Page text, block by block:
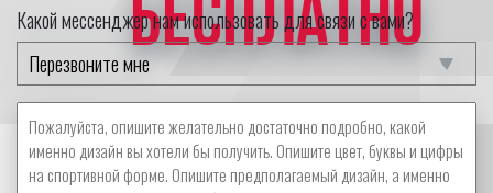
Какой мессенджер нам использовать для связи с вами?